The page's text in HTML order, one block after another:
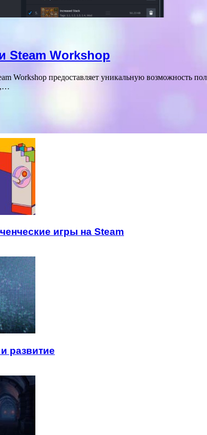
Steam Workshop
Workshop предоставляет уникальную возможность
игры на Steam
развитие